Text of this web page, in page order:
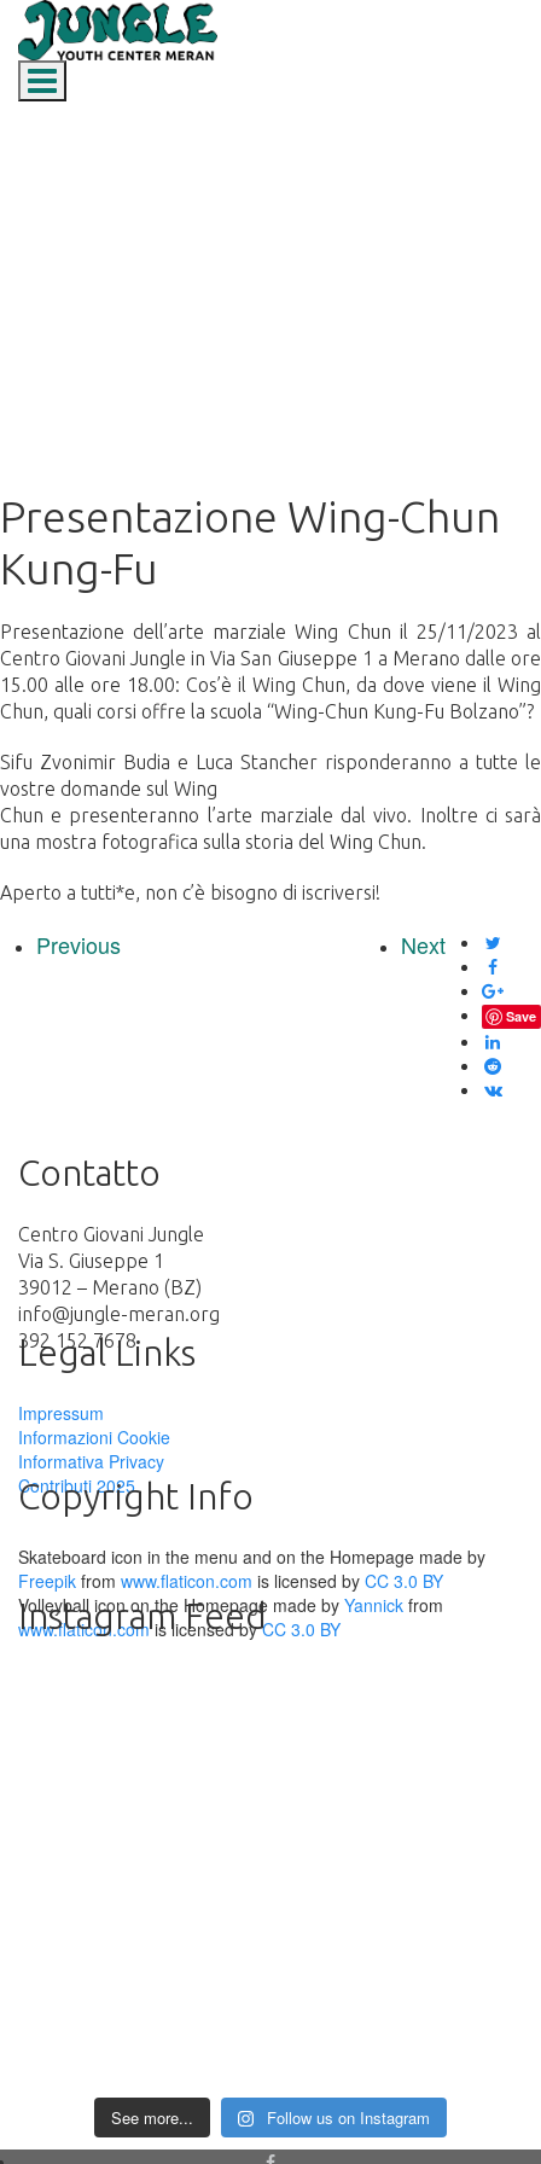
Toggle navigation
Presentazione Wing-Chun
Kung-Fu
Presentazione dell’arte marziale Wing Chun il 25/11/2023 al
Centro Giovani Jungle in Via San Giuseppe 1 a Merano dalle ore
15.00 alle ore 18.00: Cos’è il Wing Chun, da dove viene il Wing
Chun, quali corsi offre la scuola “Wing-Chun Kung-Fu Bolzano”?
Sifu Zvonimir Budia e Luca Stancher risponderanno a tutte le
vostre domande sul Wing
Chun e presenteranno l’arte marziale dal vivo. Inoltre ci sarà
una mostra fotografica sulla storia del Wing Chun.
Aperto a tutti*e, non c’è bisogno di iscriversi!
Save
Previous Next
Contatto
Centro Giovani Jungle
Via S. Giuseppe 1
39012 – Merano (BZ)
info@jungle-meran.org
392 152 7678
Legal Links
Impressum
Informazioni Cookie
Informativa Privacy
Contributi 2025
Copyright Info
Skateboard icon in the menu and on the Homepage made by
Freepik from www.flaticon.com is licensed by CC 3.0 BY
Volleyball icon on the Homepage made by Yannick from
www.flaticon.comis licensed byCC 3.0 BY
Instagram Feed
See more... Follow us on Instagram